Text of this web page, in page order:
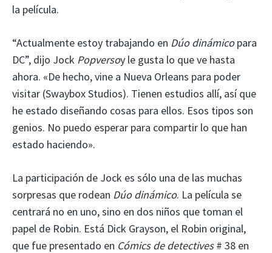
la película.
“Actualmente estoy trabajando en Dúo dinámicopara
DC”, dijo Jock Popversoy le gusta lo que ve hasta
ahora. «De hecho, vine a Nueva Orleans para poder
visitar (Swaybox Studios). Tienen estudios allí, así que
he estado diseñando cosas para ellos. Esos tipos son
genios. No puedo esperar para compartir lo que han
estado haciendo».
La participación de Jock es sólo una de las muchas
sorpresas que rodean Dúo dinámico. La película se
centrará no en uno, sino en dos niños que toman el
papel de Robin. Está Dick Grayson, el Robin original,
que fue presentado en Cómics de detectives# 38 en